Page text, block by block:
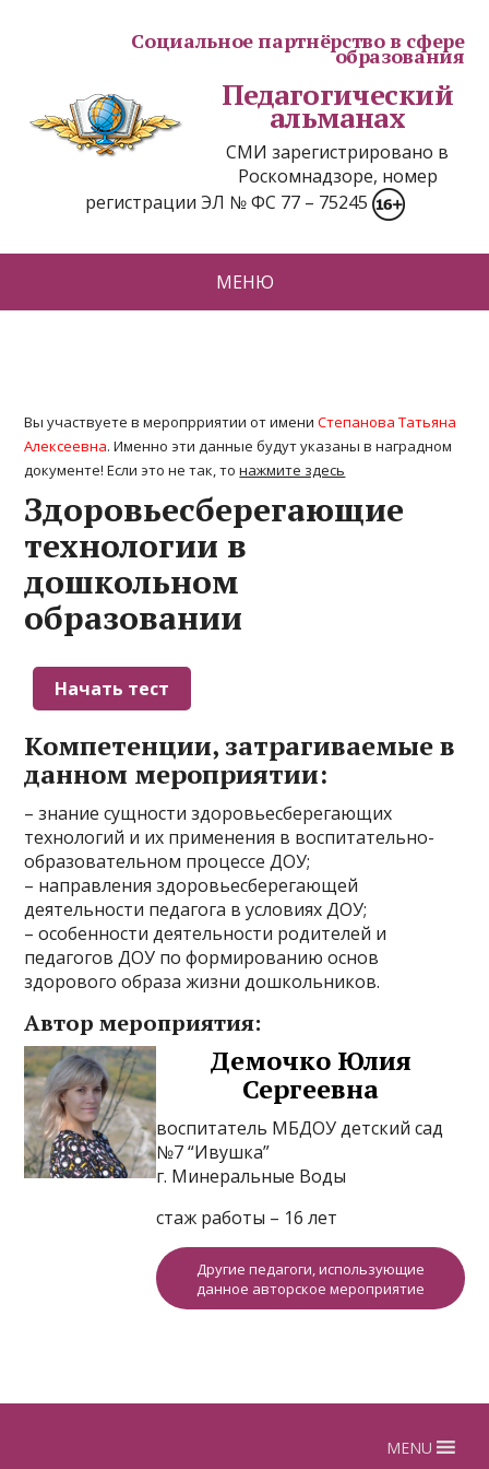
Социальное партнёрство в сфере
образования
Педагогический
альманах
СМИ зарегистрировано в
Роскомнадзоре, номер
регистрации ЭЛ № ФС 77 – 75245
МЕНЮ
Вы участвуете в меропрриятии от имениСтепанова Татьяна
Алексеевна. Именно эти данные будут указаны в наградном
документе! Если это не так, тонажмите здесь
Здоровьесберегающие
технологии в
дошкольном
образовании
Компетенции, затрагиваемые в
данном мероприятии:
– знание сущности здоровьесберегающих
технологий и их применения в воспитательно-
образовательном процессе ДОУ;
– направления здоровьесберегающей
деятельности педагога в условиях ДОУ;
– особенности деятельности родителей и
педагогов ДОУ по формированию основ
здорового образа жизни дошкольников.
Автор мероприятия:
Демочко Юлия
Сергеевна
воспитатель МБДОУ детский сад
№7 “Ивушка”
г. Минеральные Воды
стаж работы – 16 лет
Другие педагоги, использующие
данное авторское мероприятие
MENU